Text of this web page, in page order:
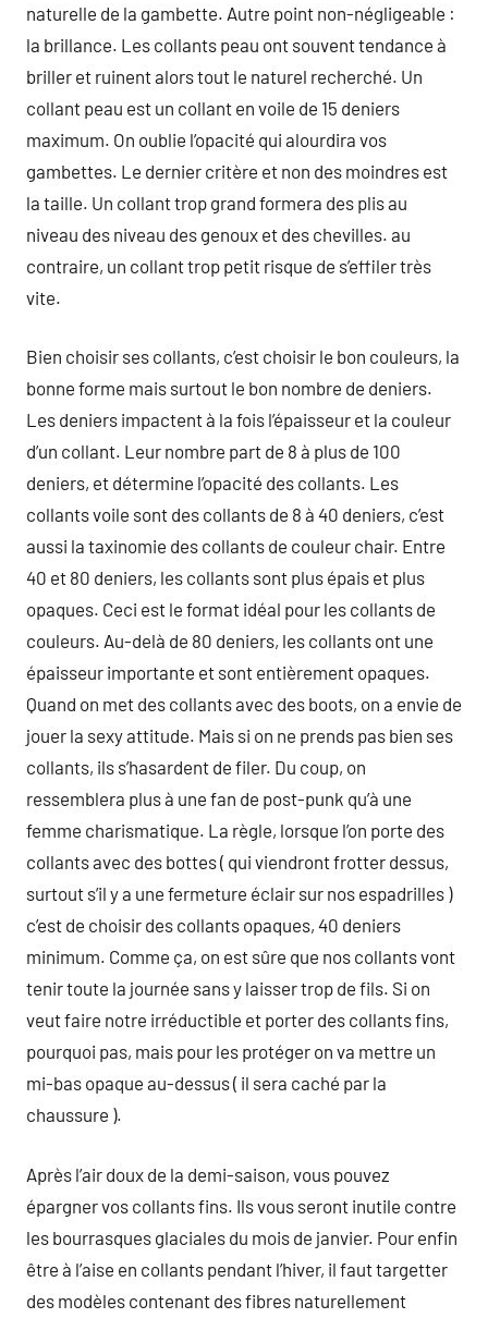
naturelle de la gambette. Autre point non-négligeable :
la brillance. Les collants peau ont souvent tendance à
briller et ruinent alors tout le naturel recherché. Un
collant peau est un collant en voile de 15 deniers
maximum. On oublie l’opacité qui alourdira vos
gambettes. Le dernier critère et non des moindres est
la taille. Un collant trop grand formera des plis au
niveau des niveau des genoux et des chevilles. au
contraire, un collant trop petit risque de s’effiler très
vite.
Bien choisir ses collants, c’est choisir le bon couleurs, la
bonne forme mais surtout le bon nombre de deniers.
Les deniers impactent à la fois l’épaisseur et la couleur
d’un collant. Leur nombre part de 8 à plus de 100
deniers, et détermine l’opacité des collants. Les
collants voile sont des collants de 8 à 40 deniers, c’est
aussi la taxinomie des collants de couleur chair. Entre
40 et 80 deniers, les collants sont plus épais et plus
opaques. Ceci est le format idéal pour les collants de
couleurs. Au-delà de 80 deniers, les collants ont une
épaisseur importante et sont entièrement opaques.
Quand on met des collants avec des boots, on a envie de
jouer la sexy attitude. Mais si on ne prends pas bien ses
collants, ils s’hasardent de filer. Du coup, on
ressemblera plus à une fan de post-punk qu’à une
femme charismatique. La règle, lorsque l’on porte des
collants avec des bottes ( qui viendront frotter dessus,
surtout s’il y a une fermeture éclair sur nos espadrilles )
c’est de choisir des collants opaques, 40 deniers
minimum. Comme ça, on est sûre que nos collants vont
tenir toute la journée sans y laisser trop de fils. Si on
veut faire notre irréductible et porter des collants fins,
pourquoi pas, mais pour les protéger on va mettre un
mi-bas opaque au-dessus ( il sera caché par la
chaussure ).
Après l’air doux de la demi-saison, vous pouvez
épargner vos collants fins. Ils vous seront inutile contre
les bourrasques glaciales du mois de janvier. Pour enfin
être à l’aise en collants pendant l’hiver, il faut targetter
des modèles contenant des fibres naturellement